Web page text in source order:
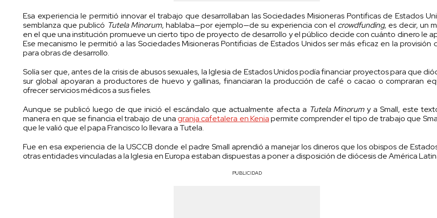
Esa experiencia le permitió innovar el trabajo que desarrollaban las Sociedades Misioneras Pontificas de Estados
semblanza que publicó Tutela Minorum, hablaba—por ejemplo—de su experiencia con el crowdfunding, es decir, un
en el que una institución promueve un cierto tipo de proyecto de desarrollo y el público decide con cuánto dinero le
Ese mecanismo le permitió a las Sociedades Misioneras Pontificias de Estados Unidos ser más eficaz en la provisión
para obras de desarrollo.
Solía ser que, antes de la crisis de abusos sexuales, la Iglesia de Estados Unidos podía financiar proyectos para que
sur global apoyaran a productores de huevo y gallinas, financiaran la producción de café o cacao o compraran
ofrecer servicios médicos a sus fieles.
Aunque se publicó luego de que inició el escándalo que actualmente afecta a Tutela Minorumy a Small, este
manera en que se financia el trabajo de unagranja cafetalera en Keniapermite comprender el tipo de trabajo que
que le valió que el papa Francisco lo llevara a Tutela.
Fue en esa experiencia de la USCCB donde el padre Small aprendió a manejar los dineros que los obispos de
otras entidades vinculadas a la Iglesia en Europa estaban dispuestas a poner a disposición de diócesis de América
PUBLICIDAD